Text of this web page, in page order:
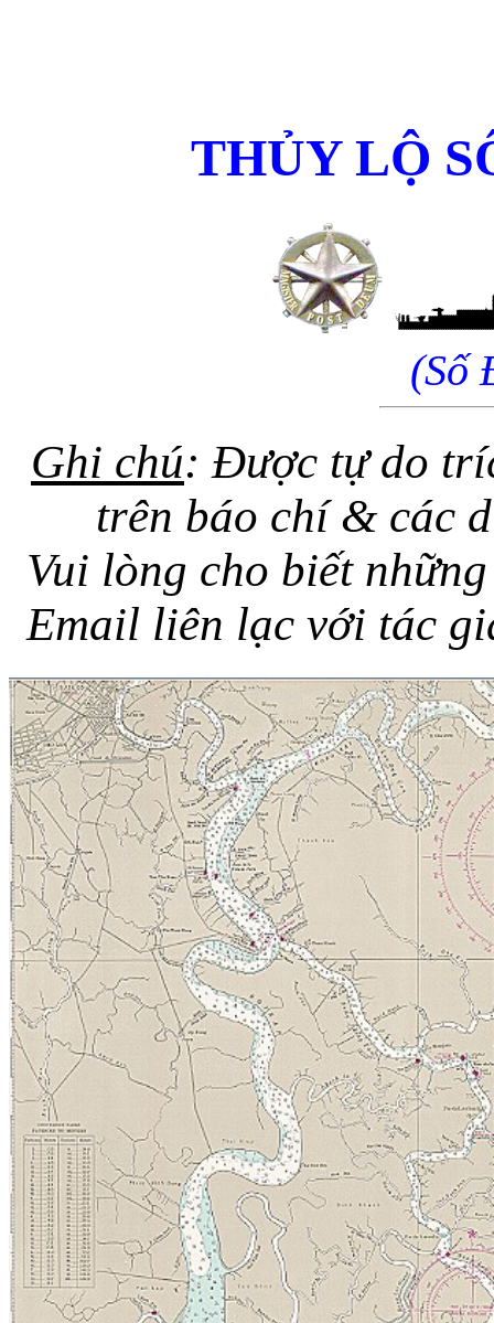
THỦY LỘ
(Số
Ghi chú: Được tự do
trên báo chí & các
Vui lòng cho biết
Email liên lạc với tác